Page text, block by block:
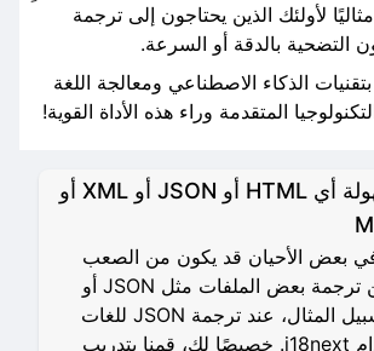
لأولئك الذين يحتاجون إلى ترجمة
بالدقة أو السرعة.
الذكاء الاصطناعي ومعالجة اللغة
المتقدمة وراء هذه الأداة القوية!
ترجم بسهولة أي HTML أو JSON أو XML أو
بعض الأحيان قد يكون من الصعب
على المبرمجين ترجمة بعض الملفات مثل JSON أو
HTML. على سبيل المثال، عند ترجمة JSON للغات
مختلفة باستخدام i18next. خصيصًا لك، قمنا بتدريب